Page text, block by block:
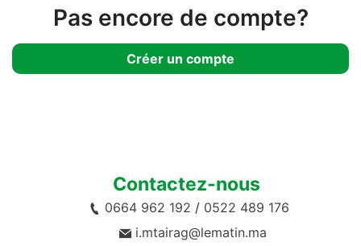
Pas encore de compte?
Créer un compte
Contactez-nous
0664 962 192 / 0522 489 176
i.mtairag@lematin.ma